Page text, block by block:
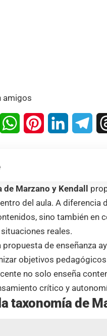
amigos
WhatsAppPinterestLinkedIn
Marzano y Kendall
del aula. A
sino también en
reales.
propuesta de enseñanza
objetivos
no solo enseña
crítico y
taxonomía de